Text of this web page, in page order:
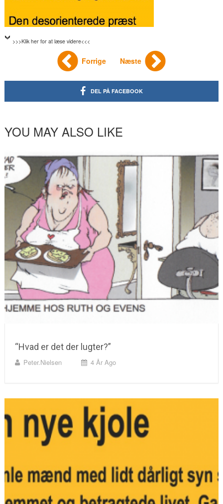
>>>Klik her for at læse videre<<<
Forrige Næste
DEL PÅ FACEBOOK
YOU MAY ALSO LIKE
“Hvad er det der lugter?”
Peter.nielsen 4 År Ago